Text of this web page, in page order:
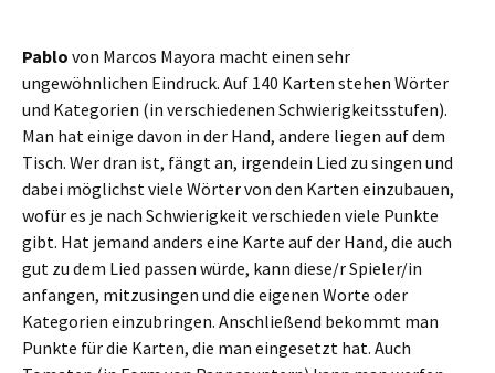
Pablo von Marcos Mayora macht einen sehr
ungewöhnlichen Eindruck. Auf 140 Karten stehen Wörter
und Kategorien (in verschiedenen Schwierigkeitsstufen).
Man hat einige davon in der Hand, andere liegen auf dem
Tisch. Wer dran ist, fängt an, irgendein Lied zu singen und
dabei möglichst viele Wörter von den Karten einzubauen,
wofür es je nach Schwierigkeit verschieden viele Punkte
gibt. Hat jemand anders eine Karte auf der Hand, die auch
gut zu dem Lied passen würde, kann diese/r Spieler/in
anfangen, mitzusingen und die eigenen Worte oder
Kategorien einzubringen. Anschließend bekommt man
Punkte für die Karten, die man eingesetzt hat. Auch